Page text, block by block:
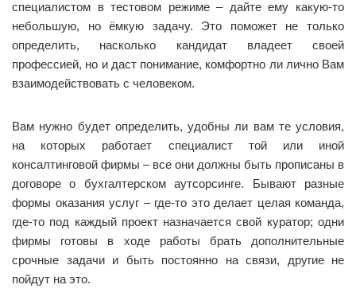
специалистом в тестовом режиме – дайте ему какую-то
небольшую, но ёмкую задачу. Это поможет не только
определить, насколько кандидат владеет своей
профессией, но и даст понимание, комфортно ли лично Вам
взаимодействовать с человеком.
Вам нужно будет определить, удобны ли вам те условия,
на которых работает специалист той или иной
консалтинговой фирмы – все они должны быть прописаны в
договоре о бухгалтерском аутсорсинге. Бывают разные
формы оказания услуг – где-то это делает целая команда,
где-то под каждый проект назначается свой куратор; одни
фирмы готовы в ходе работы брать дополнительные
срочные задачи и быть постоянно на связи, другие не
пойдут на это.